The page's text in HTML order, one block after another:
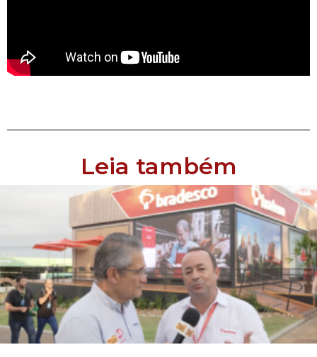
Leia também